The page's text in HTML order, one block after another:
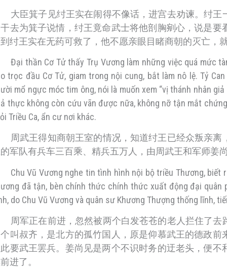
大臣箕子见纣王实在闹得不像话，进宫去劝谏。纣
去为箕子说情，纣王竟命武士将他剖胸剜心，说是
纣王实在无药可救了，他不愿亲眼目睹商朝的灭亡，
Đại thần Cơ Tử thấy Trụ Vương làm những việc quá mức
trọc đầu Cơ Tử, giam trong nội cung, bắt làm nô lệ. Tỷ
mổ ngực móc tim ông, nói là muốn xem “vị thánh nhân
thực không còn cứu vãn được nữa, không nỡ tận mắt
Triều Ca, ẩn cư nơi khác.
周武王得知商朝王室的情况，知道纣王已经众叛亲
军队有兵车三百乘、精兵五万人，由周武王和军师姜
Chu Vũ Vương nghe tin tình hình nội bộ triều Thương,
đã tận, bèn chính thức chính thức xuất động đại quân
do Chu Vũ Vương và quân sư Khương Thượng thống lĩnh,
周军正在前进，忽然被两个白发苍苍的老人拦住了
叫叔齐，是北方的孤竹国人，原是仰慕武王的德政
要武王罢兵。姜尚见是两个不识时务的迂老头，便
进了。